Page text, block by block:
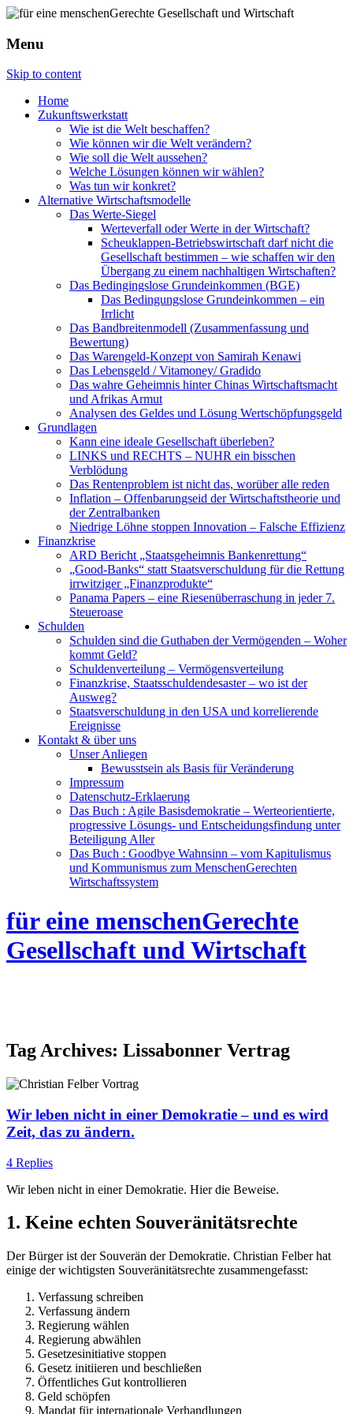
Menu
Skip to content
Home
Zukunftswerkstatt
Wie ist die Welt beschaffen?
Wie können wir die Welt verändern?
Wie soll die Welt aussehen?
Welche Lösungen können wir wählen?
Was tun wir konkret?
Alternative Wirtschaftsmodelle
Das Werte-Siegel
Werteverfall oder Werte in der Wirtschaft?
Scheuklappen-Betriebswirtschaft darf nicht die
Gesellschaft bestimmen – wie schaffen wir den
Übergang zu einem nachhaltigen Wirtschaften?
Das Bedingingslose Grundeinkommen (BGE)
Das Bedingungslose Grundeinkommen – ein
Irrlicht
Das Bandbreitenmodell (Zusammenfassung und
Bewertung)
Das Warengeld-Konzept von Samirah Kenawi
Das Lebensgeld / Vitamoney/ Gradido
Das wahre Geheimnis hinter Chinas Wirtschaftsmacht
und Afrikas Armut
Analysen des Geldes und Lösung Wertschöpfungsgeld
Grundlagen
Kann eine ideale Gesellschaft überleben?
LINKS und RECHTS – NUHR ein bisschen
Verblödung
Das Rentenproblem ist nicht das, worüber alle reden
Inflation – Offenbarungseid der Wirtschaftstheorie und
der Zentralbanken
Niedrige Löhne stoppen Innovation – Falsche Effizienz
Finanzkrise
ARD Bericht „Staatsgeheimnis Bankenrettung“
„Good-Banks“ statt Staatsverschuldung für die Rettung
irrwitziger „Finanzprodukte“
Panama Papers – eine Riesenüberraschung in jeder 7.
Steueroase
Schulden
Schulden sind die Guthaben der Vermögenden – Woher
kommt Geld?
Schuldenverteilung – Vermögensverteilung
Finanzkrise, Staatsschuldendesaster – wo ist der
Ausweg?
Staatsverschuldung in den USA und korrelierende
Ereignisse
Kontakt & über uns
Unser Anliegen
Bewusstsein als Basis für Veränderung
Impressum
Datenschutz-Erklaerung
Das Buch : Agile Basisdemokratie – Werteorientierte,
progressive Lösungs- und Entscheidungsfindung unter
Beteiligung Aller
Das Buch : Goodbye Wahnsinn – vom Kapitulismus
und Kommunismus zum MenschenGerechten
Wirtschaftssystem
für eine menschenGerechte
Gesellschaft und Wirtschaft
Tag Archives: Lissabonner Vertrag
Wir leben nicht in einer Demokratie – und es wird
Zeit, das zu ändern.
4 Replies
Wir leben nicht in einer Demokratie. Hier die Beweise.
1. Keine echten Souveränitätsrechte
Der Bürger ist der Souverän der Demokratie. Christian Felber hat
einige der wichtigsten Souveränitätsrechte zusammengefasst:
Verfassung schreiben
Verfassung ändern
Regierung wählen
Regierung abwählen
Gesetzesinitiative stoppen
Gesetz initiieren und beschließen
Öffentliches Gut kontrollieren
Geld schöpfen
Mandat für internationale Verhandlungen